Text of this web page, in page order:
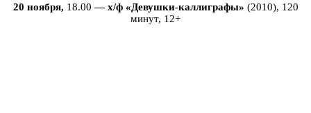
20 ноября, 18.00 — х/ф «Девушки-каллиграфы» (2010), 120
минут, 12+